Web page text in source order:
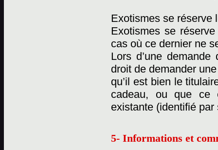
Exotismes se réserve
Exotismes se
cas où ce dernier ne
Lors d’une
droit de demander
qu’il est bien le
cadeau, ou que ce
existante (identifié
5- Informations et